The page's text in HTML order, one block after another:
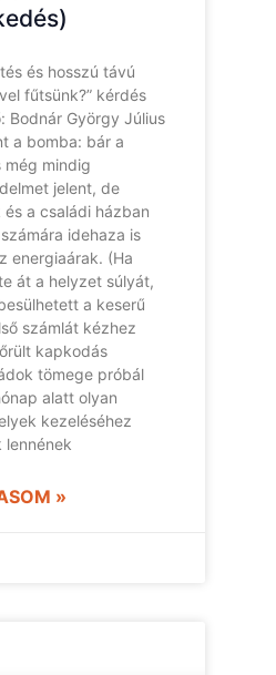
és hosszú távú
fűtsünk?” kérdés
Bodnár György Július
a bomba: bár a
még mindig
jelent, de
a családi házban
idehaza is
energiaárak. (Ha
át a helyzet súlyát,
a keserű
számlát kézhez
kapkodás
tömege próbál
alatt olyan
kezeléséhez
»